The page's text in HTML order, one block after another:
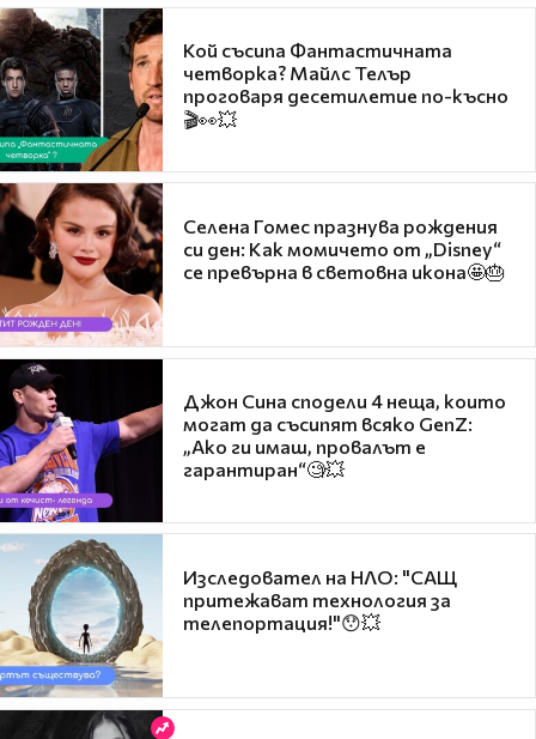
Кой съсипа Фантастичната
четворка? Майлс Телър
проговаря десетилетие по-късно
🎬👀💥
Селена Гомес празнува рождения
си ден: Как момичето от „Disney“
се превърна в световна икона🤩🎂
Джон Сина сподели 4 неща, които
могат да съсипят всяко GenZ:
„Ако ги имаш, провалът е
гарантиран“🧐💥
Изследовател на НЛО: "САЩ
притежават технология за
телепортация!"😯💥